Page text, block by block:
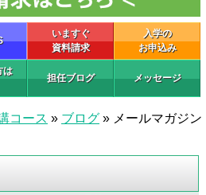
いますぐ
資料請求
入学の
お申込み
は
担任ブログ メッセージ
コース » ブログ » メールマガジン